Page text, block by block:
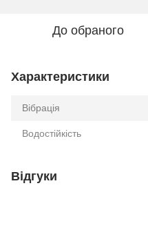
До обраного
Характеристики
Вібрація
Водостійкість
Відгуки